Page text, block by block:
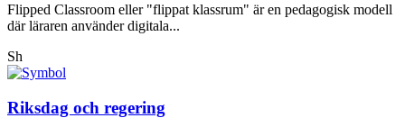
Flipped Classroom eller "flippat klassrum" är en pedagogisk modell
där läraren använder digitala...
Sh
Riksdag och regering